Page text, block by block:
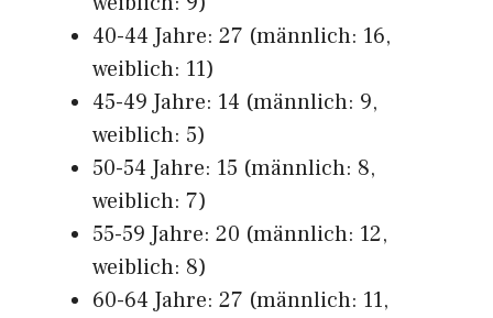
40-44 Jahre: 27 (männlich: 16,
weiblich: 11)
45-49 Jahre: 14 (männlich: 9,
weiblich: 5)
50-54 Jahre: 15 (männlich: 8,
weiblich: 7)
55-59 Jahre: 20 (männlich: 12,
weiblich: 8)
60-64 Jahre: 27 (männlich: 11,